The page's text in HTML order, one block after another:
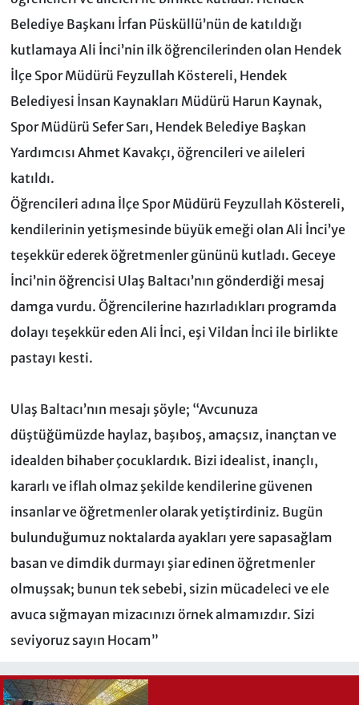
Belediye Başkanı İrfan Püsküllü’nün de katıldığı
kutlamaya Ali İnci’nin ilk öğrencilerinden olan Hendek
İlçe Spor Müdürü Feyzullah Köstereli, Hendek
Belediyesi İnsan Kaynakları Müdürü Harun Kaynak,
Spor Müdürü Sefer Sarı, Hendek Belediye Başkan
Yardımcısı Ahmet Kavakçı, öğrencileri ve aileleri
katıldı.
Öğrencileri adına İlçe Spor Müdürü Feyzullah Köstereli,
kendilerinin yetişmesinde büyük emeği olan Ali İnci’ye
teşekkür ederek öğretmenler gününü kutladı. Geceye
İnci’nin öğrencisi Ulaş Baltacı’nın gönderdiği mesaj
damga vurdu. Öğrencilerine hazırladıkları programda
dolayı teşekkür eden Ali İnci, eşi Vildan İnci ile birlikte
pastayı kesti.
Ulaş Baltacı’nın mesajı şöyle; “Avcunuza
düştüğümüzde haylaz, başıboş, amaçsız, inançtan ve
idealden bihaber çocuklardık. Bizi idealist, inançlı,
kararlı ve iflah olmaz şekilde kendilerine güvenen
insanlar ve öğretmenler olarak yetiştirdiniz. Bugün
bulunduğumuz noktalarda ayakları yere sapasağlam
basan ve dimdik durmayı şiar edinen öğretmenler
olmuşsak; bunun tek sebebi, sizin mücadeleci ve ele
avuca sığmayan mizacınızı örnek almamızdır. Sizi
seviyoruz sayın Hocam”